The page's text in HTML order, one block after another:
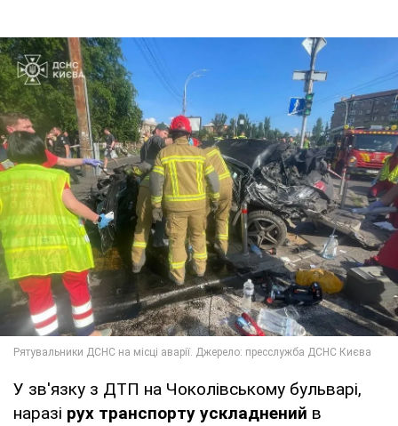
У зв'язку з ДТП на Чоколівському бульварі,
наразі рух транспорту ускладнений в